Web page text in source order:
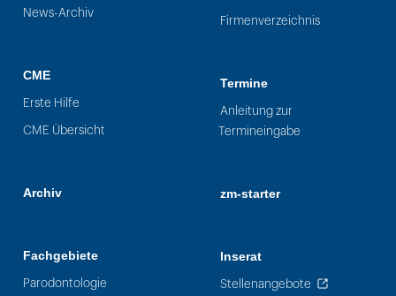
News-Archiv
CME
Erste Hilfe
CME Übersicht
Archiv
Fachgebiete
Parodontologie
Firmenverzeichnis
Termine
Anleitung zur
Termineingabe
zm-starter
Inserat
Stellenangebote